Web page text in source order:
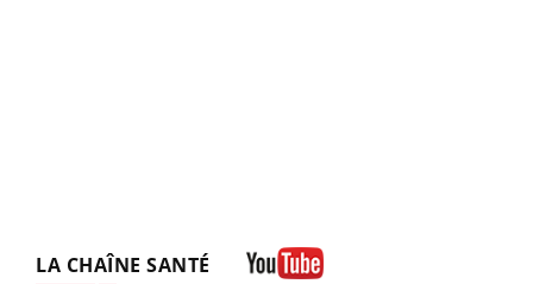
LA CHAÎNE SANTÉ